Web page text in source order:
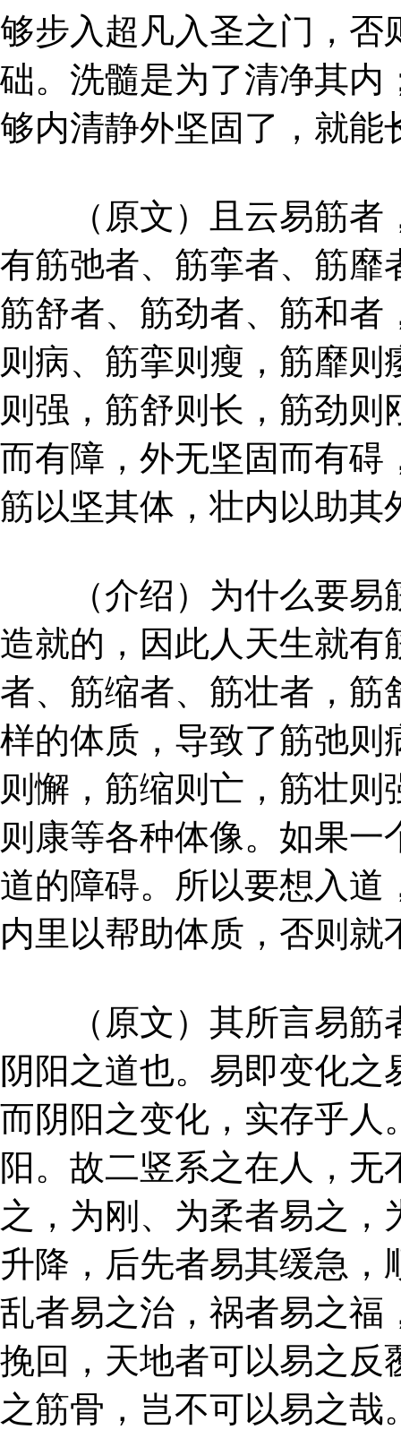
够步入超凡入圣之门，否
础。洗髓是为了清净其内
够内清静外坚固了，就能
（原文）且云易筋者
有筋弛者、筋挛者、筋靡
筋舒者、筋劲者、筋和者
则病、筋挛则瘦，筋靡
则强，筋舒则长，筋劲
而有障，外无坚固而有碍
筋以坚其体，壮内以助其
（介绍）为什么要易
造就的，因此人天生就有
者、筋缩者、筋壮者，筋
样的体质，导致了筋弛则
则懈，筋缩则亡，筋壮
则康等各种体像。如果
道的障碍。所以要想入道
内里以帮助体质，否则就
（原文）其所言易筋
阴阳之道也。易即变化
而阴阳之变化，实存乎人
阳。故二竖系之在人，
之，为刚、为柔者易之
升降，后先者易其缓急
乱者易之治，祸者易之福
挽回，天地者可以易之反
之筋骨，岂不可以易之哉